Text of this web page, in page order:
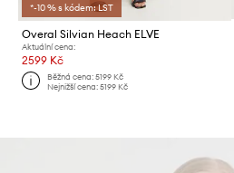
*-10 % s kódem: LST
Overal Silvian Heach ELVE
Aktuální cena:
2599 Kč
Běžná cena:5199 Kč
Nejnižší cena:5199 Kč